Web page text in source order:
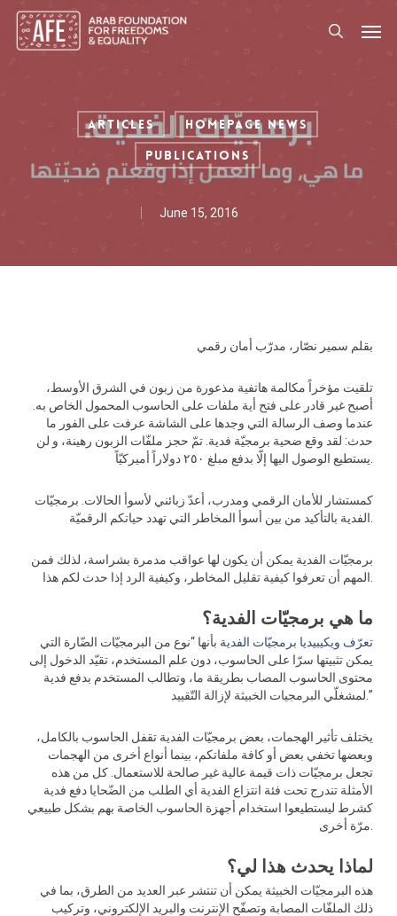
Skip
main
search
Articles
Homepage News
Publications
June 15, 2016
بقلم سمير نصّار، مدرّب أمان رقمي
تلقيت مؤخراً مكالمة هاتفية مذعورة من زبون في الشرق الأوسط،
أصبح غير قادر على فتح أية ملفات على الحاسوب المحمول الخاص به.
عندما وصف الرسالة التي وجدها على الشاشة عرفت على الفور ما
حدث: لقد وقع ضحية برمجيّة فدية. تمّ حجز ملفّات الزبون رهينة، و لن
كمستشار للأمان الرقمي ومدرب، أعدّ زبائني لأسوأ الحالات. برمجيّات
برمجيّات الفدية يمكن أن يكون لها عواقب مدمرة بشراسة، لذلك فمن
ما هي برمجيّات الفدية؟
تعرّف ويكيبيديا برمجيّات الفدية بأنها “نوع من البرمجيّات الضّارة التي
يمكن تثبيتها سرّا على الحاسوب، دون علم المستخدم، تقيّد الدخول إلى
محتوى الحاسوب المصاب بطريقة ما، وتطالب المستخدم بدفع فدية
لمشغلّي البرمجيات الخبيثة لإزالة التّقييد.”
يختلف تأثير الهجمات، بعض برمجيّات الفدية تقفل الحاسوب بالكامل،
وبعضها تخفي بعض أو كافة ملفاتكم، بينما أنواع أخرى من الهجمات
تجعل برمجيّات ذات قيمة عالية غير صالحة للاستعمال. كل من هذه
الأمثلة تندرج تحت فئة انتزاع الفدية أي الطلب من الضّحايا دفع فدية
كشرط ليستطيعوا استخدام أجهزة الحاسوب الخاصة بهم بشكل طبيعي
لماذا يحدث هذا لي؟
هذه البرمجيّات الخبيثة يمكن أن تنتشر عبر العديد من الطرق، بما في
ذلك الملفّات المصابة وتصفّح الإنترنت والبريد الإلكتروني، وتركيب